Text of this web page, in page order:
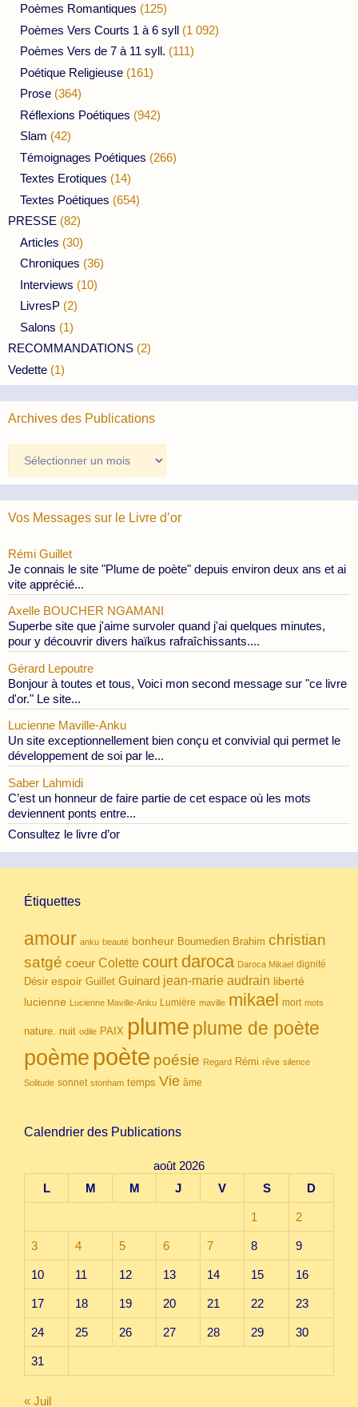
Poèmes Romantiques (125)
Poèmes Vers Courts 1 à 6 syll (1 092)
Poèmes Vers de 7 à 11 syll. (111)
Poétique Religieuse (161)
Prose (364)
Réflexions Poétiques (942)
Slam (42)
Témoignages Poétiques (266)
Textes Erotiques (14)
Textes Poétiques (654)
PRESSE (82)
Articles (30)
Chroniques (36)
Interviews (10)
LivresP (2)
Salons (1)
RECOMMANDATIONS (2)
Vedette (1)
Archives des Publications
des
Publications
Vos Messages sur le Livre d’or
Rémi Guillet
Je connais le site "Plume de poète" depuis environ deux ans et ai
vite apprécié...
Axelle BOUCHER NGAMANI
Superbe site que j'aime survoler quand j'ai quelques minutes,
pour y découvrir divers haïkus rafraîchissants....
Gérard Lepoutre
Bonjour à toutes et tous, Voici mon second message sur "ce livre
d'or." Le site...
Lucienne Maville-Anku
Un site exceptionnellement bien conçu et convivial qui permet le
développement de soi par le...
Saber Lahmidi
C’est un honneur de faire partie de cet espace où les mots
deviennent ponts entre...
Consultez le livre d’or
Étiquettes
amour anku beauté bonheur Boumedien Brahim christian
satgé coeur Colette court daroca Daroca Mikael dignité
Désir espoir Guillet Guinard jean-marie audrain liberté
lucienne Lucienne Maville-Anku Lumière maville mikael mort mots
nature. nuit odile PAIX plume plume de poète
poème poète poésie Regard Rémi rêve silence
Solitude sonnet stonham temps Vie âme
Calendrier des Publications
août 2026
L
M M J V S D
1 2
3 4 5 6 7 8 9
10 11 12 13 14 15 16
17 18 19 20 21 22 23
24 25 26 27 28 29 30
31
« Juil